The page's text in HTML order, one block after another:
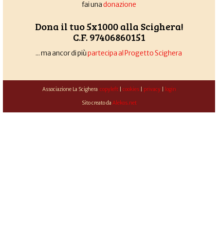
fai unadonazione
Dona il tuo 5x1000 alla Scighera!
C.F. 97406860151
... ma ancor di piùpartecipa al Progetto Scighera
Associazione La Scighera copyleft| cookies| privacy| login
Sito creato da Alekos.net